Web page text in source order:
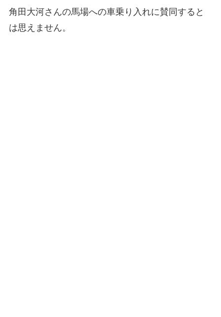
角田大河さんの馬場への車乗り入れに賛同すると
は思えません。